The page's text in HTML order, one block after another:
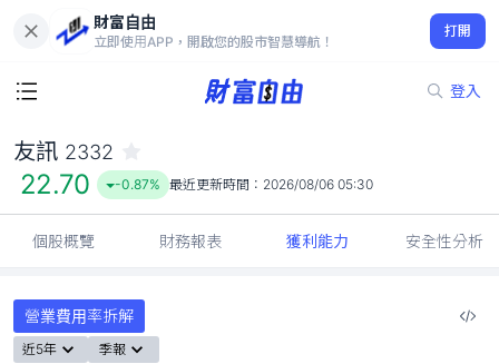
財富自由
立即使用APP，開啟您的股市智慧導航！
打開
登入
22.70
-0.87%
友訊 2332
22.70 -0.87% 最近更新時間： 2026/08/06 05:30
個股概覽 財務報表 獲利能力 安全性分析
營業費用率拆解
近5年 季報